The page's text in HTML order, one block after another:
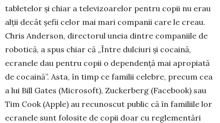
tabletelor și chiar a televizoarelor pentru copii nu erau
alții decât șefii celor mai mari companii care le creau.
Chris Anderson, directorul uneia dintre companiile de
robotică, a spus chiar că „Între dulciuri și cocaină,
ecranele dau pentru copii o dependență mai apropiată
de cocaină”. Asta, în timp ce familii celebre, precum cea
a lui Bill Gates (Microsoft), Zuckerberg (Facebook) sau
Tim Cook (Apple) au recunoscut public că în familiile lor
ecranele sunt folosite de copii doar cu reglementări